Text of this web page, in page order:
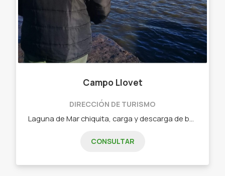
Campo Llovet
DIRECCIÓN DE TURISMO
CONSULTAR